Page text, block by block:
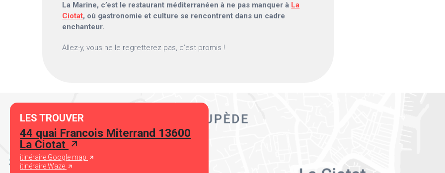
La Marine, c’est le restaurant méditerranéen à ne pas manquer à La
Ciotat, où gastronomie et culture se rencontrent dans un cadre
enchanteur.
Allez-y, vous ne le regretterez pas, c’est promis !
LES TROUVER
44 quai Francois Miterrand 13600
La Ciotat
itinéraire Google map
itinéraire Waze